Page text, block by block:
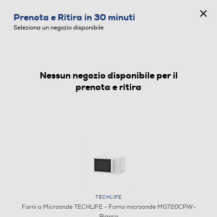
FORNI A MICROONDE
Prenota e Ritira in 30 minuti
Seleziona un negozio disponibile
Nessun negozio disponibile per il
prenota e ritira
TECHLIFE
Forni a Microonde TECHLIFE - Forno microonde MG720CPW-